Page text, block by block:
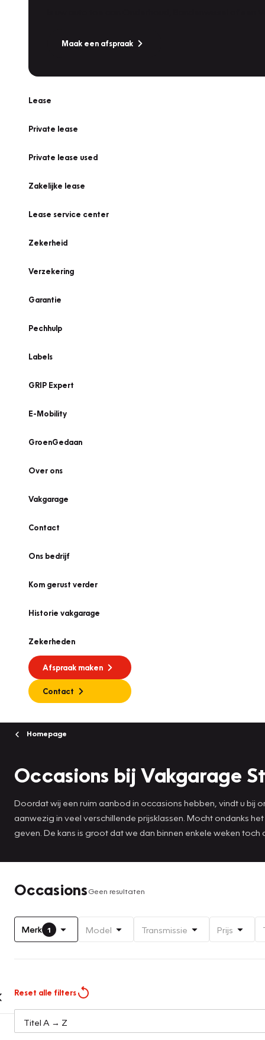
Maak een afspraak
Lease
Private lease
Private lease used
Zakelijke lease
Lease service center
Zekerheid
Verzekering
Garantie
Pechhulp
Labels
GRIP Expert
E-Mobility
GroenGedaan
Over ons
Vakgarage
Contact
Ons bedrijf
Kom gerust verder
Historie vakgarage
Zekerheden
Afspraak maken
Contact
Homepage
Occasions bij Vakgarage
Doordat wij een ruim aanbod in occasions hebben, vindt u bij
aanwezig in veel verschillende prijsklassen. Mocht ondanks
geven. De kans is groot dat we dan binnen enkele weken
OccasionsGeen resultaten
Merk 1 Model Transmissie Prijs
Reset alle filters